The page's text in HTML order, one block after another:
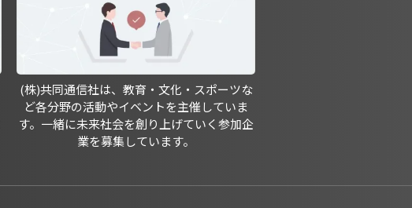
(株)共同通信社は、教育・文化・スポーツな
ど各分野の活動やイベントを主催していま
す。一緒に未来社会を創り上げていく参加企
業を募集しています。